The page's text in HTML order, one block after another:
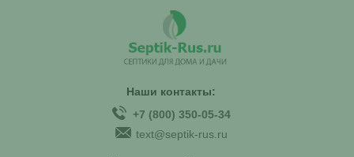
Наши контакты:
+7 (800) 350-05-34
text@septik-rus.ru